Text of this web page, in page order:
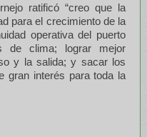
ratificó “creo que la
para el crecimiento de la
operativa del puerto
de clima; lograr mejor
y la salida; y sacar los
gran interés para toda la